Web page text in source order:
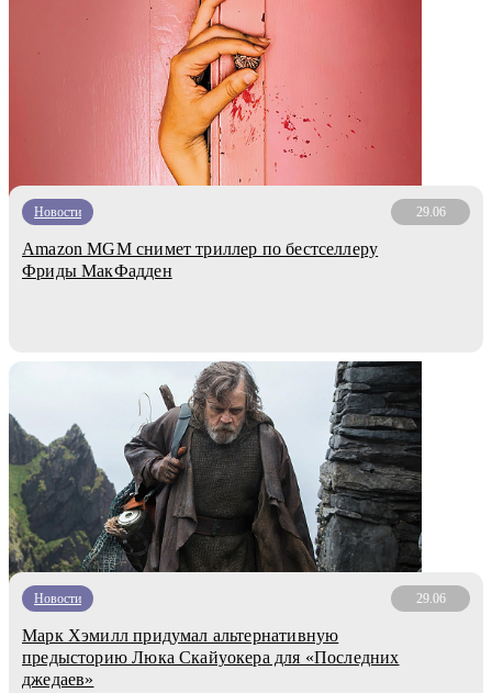
Новости 29.06
Amazon MGM снимет триллер по бестселлеру
Фриды МакФадден
Новости 29.06
Марк Хэмилл придумал альтернативную
предысторию Люка Скайуокера для «Последних
джедаев»